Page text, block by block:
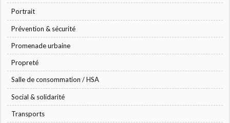
Portrait
Prévention & sécurité
Promenade urbaine
Propreté
Salle de consommation / HSA
Social & solidarité
Transports